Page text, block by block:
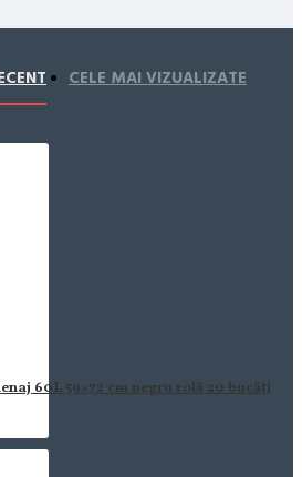
CELE MAI VIZUALIZATE
60L 59×72 cm negru rolă 20 bucăți